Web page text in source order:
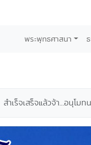
พระพุทธศาสนา
สำเร็จเสร็จแล้วจ้า...อนุโ